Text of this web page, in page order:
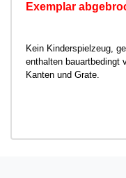
Exemplar
Kein Kinderspielzeug,
enthalten bauartbedingt
Kanten und Grate.